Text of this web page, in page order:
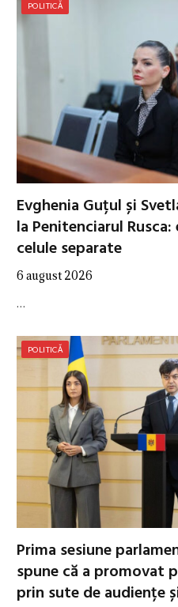
POLITICĂ
Evghenia Guțul și
la Penitenciarul
celule separate
6 august 2026
…
POLITICĂ
Prima sesiune
spune că a promovat
prin sute de audiențe